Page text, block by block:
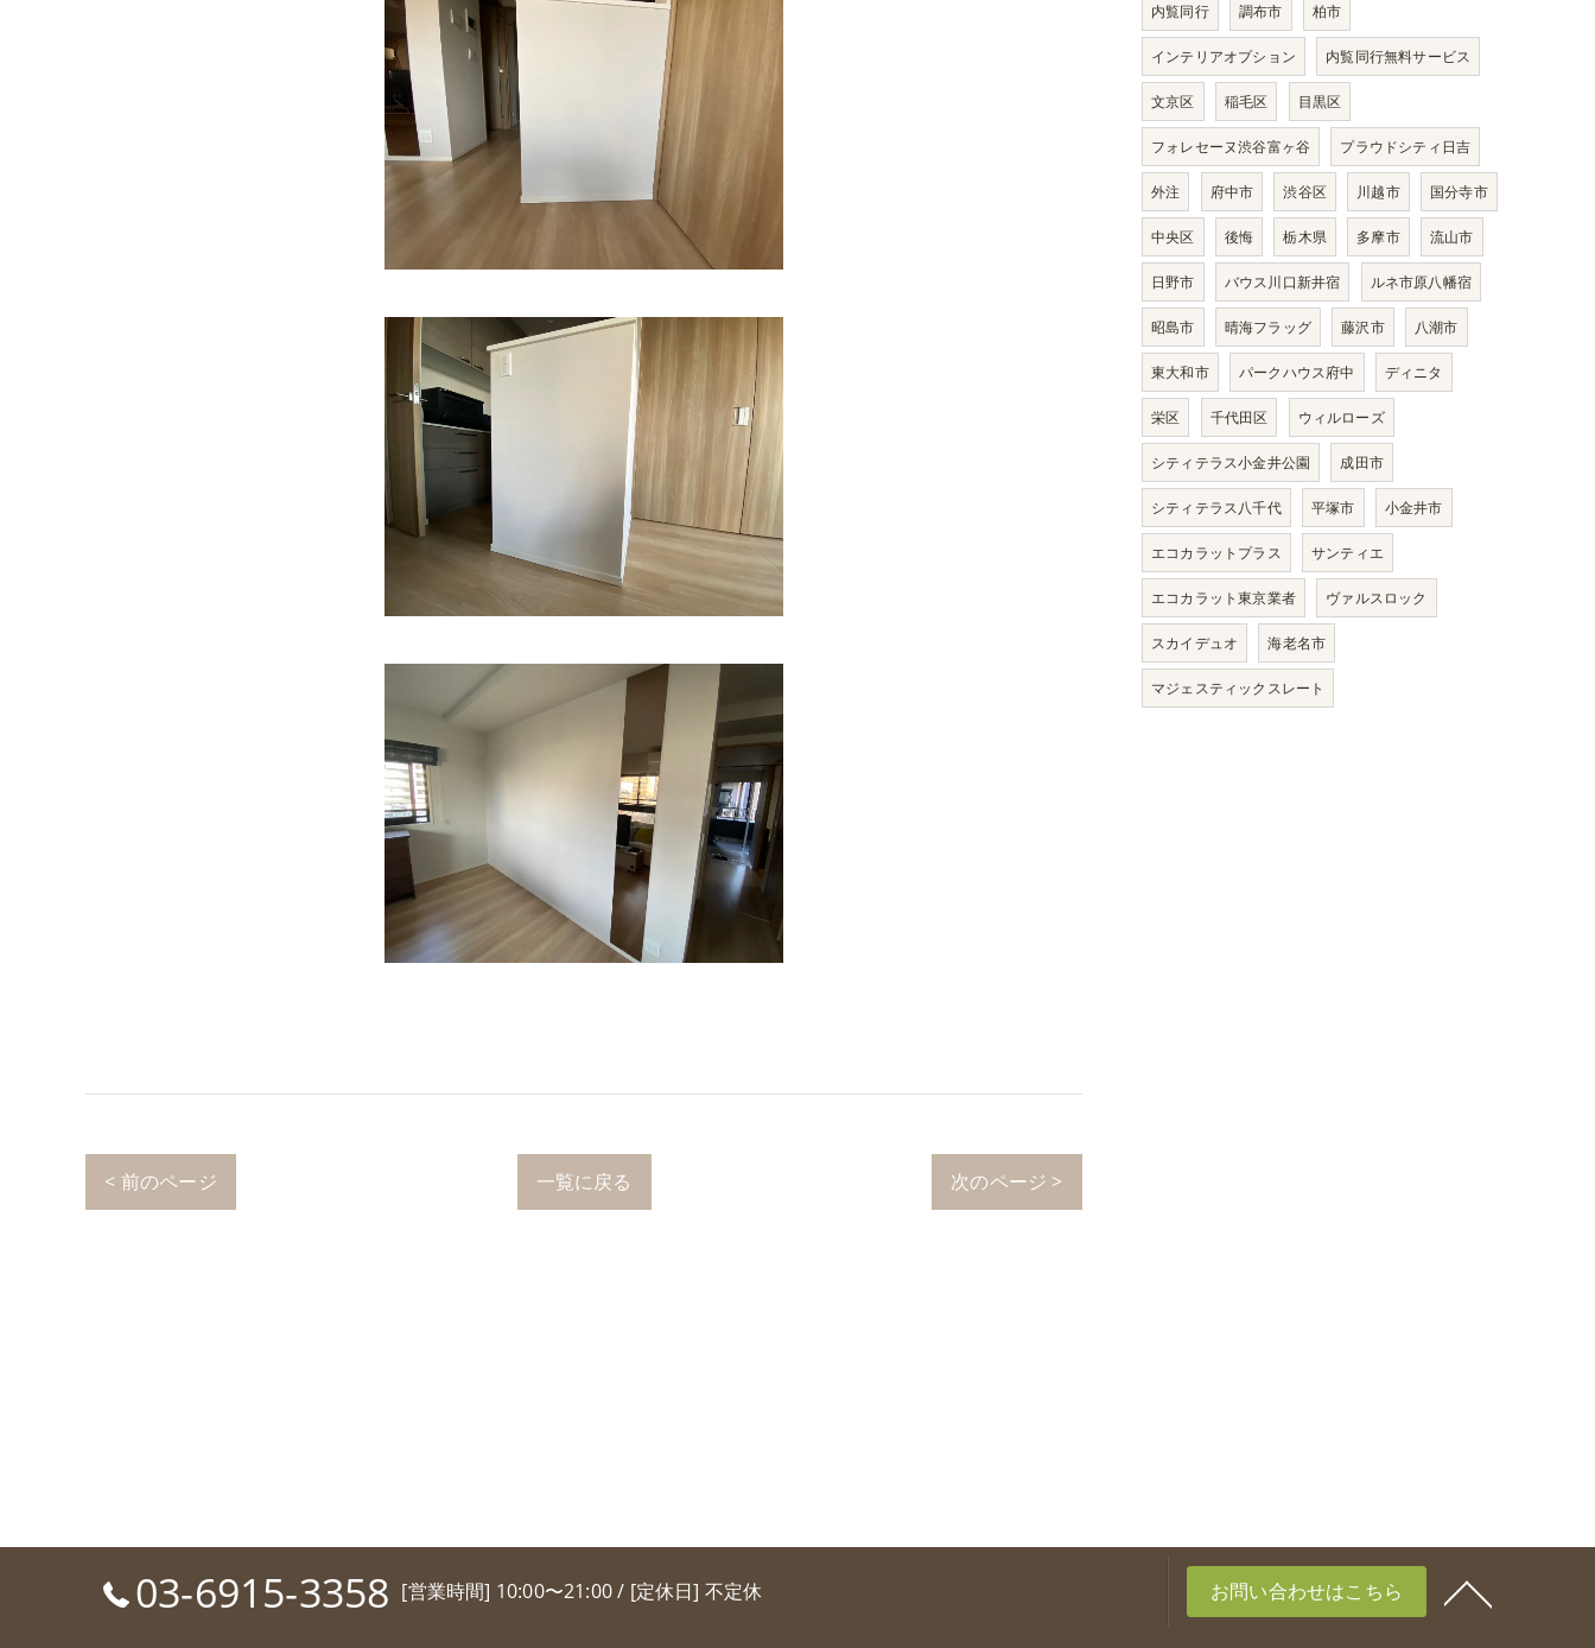
< 前のページ 一覧に戻る 次のページ >
内覧同行 調布市 柏市
インテリアオプション 内覧同行無料サービス
文京区 稲毛区 目黒区
フォレセーヌ渋谷富ヶ谷 プラウドシティ日吉
外注 府中市 渋谷区 川越市 国分寺市
中央区 後悔 栃木県 多摩市 流山市
日野市 バウス川口新井宿 ルネ市原八幡宿
昭島市 晴海フラッグ 藤沢市 八潮市
東大和市 パークハウス府中 ディニタ
栄区 千代田区 ウィルローズ
シティテラス小金井公園 成田市
シティテラス八千代 平塚市 小金井市
エコカラットプラス サンティエ
エコカラット東京業者 ヴァルスロック
スカイデュオ 海老名市
マジェスティックスレート
03-6915-3358 [営業時間] 10:00〜21:00 / [定休日] 不定休 お問い合わせはこちら